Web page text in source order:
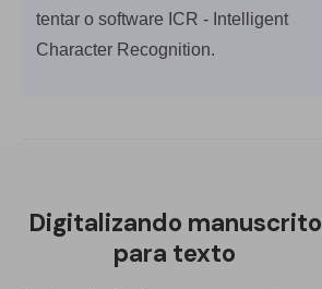
tentar o software ICR - Intelligent
Character Recognition.
Digitalizando manuscrito
para texto